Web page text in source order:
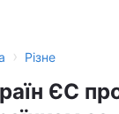
› Різне
ЄС